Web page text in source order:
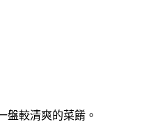
盤較清爽的菜餚。